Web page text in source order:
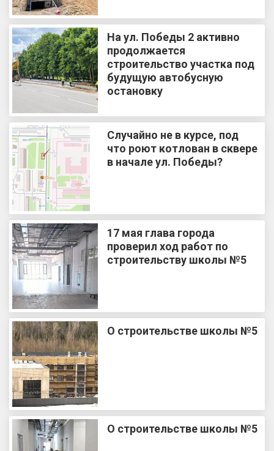
На ул. Победы 2 активно
продолжается
строительство участка под
будущую автобусную
остановку
Случайно не в курсе, под
что роют котлован в сквере
в начале ул. Победы?
17 мая глава города
проверил ход работ по
строительству школы №5
О строительстве школы №5
О строительстве школы №5